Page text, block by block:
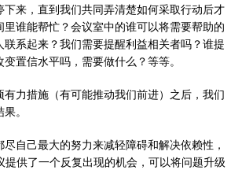
下来，直到我们共同弄清楚如何采取行动后才
谁能帮忙？会议室中的谁可以将需要帮助的
联系起来？我们需要提醒利益相关者吗？谁提
置信水平吗，需要做什么？等等。
力措施（有可能推动我们前进）之后，我们
。
自己最大的努力来减轻障碍和解决依赖性，
提供了一个反复出现的机会，可以将问题升级